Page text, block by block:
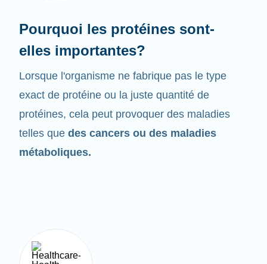
Pourquoi les protéines sont-
elles importantes?
Lorsque l'organisme ne fabrique pas le type
exact de protéine ou la juste quantité de
protéines, cela peut provoquer des maladies
telles que des cancers ou des maladies
métaboliques.